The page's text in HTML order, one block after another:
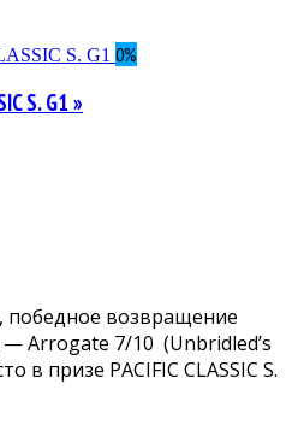
0%
S. G1 »
возвращение
— Arrogate 7/10 (Unbridled’s
в призе PACIFIC CLASSIC S.